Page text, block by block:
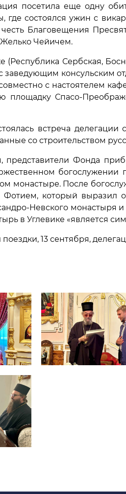
посетила еще одну
где состоялся ужин с
Благовещения
Чейичем.
(Республика Сербская,
заведующим консульским
с настоятелем
площадку Спасо-
встреча
со строительством
представители Фонда
богослужении
монастыре. После
Фотием, который выразил
Невского монастыря
в Углевике «является
13 сентября,